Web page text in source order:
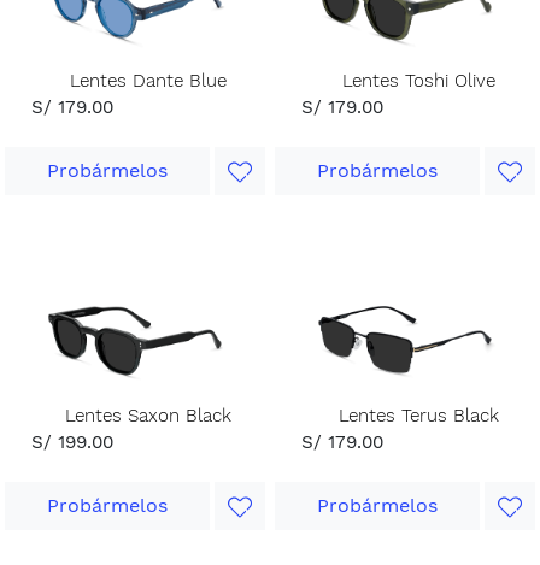
Lentes Dante Blue
S/ 179.00
Probármelos
Lentes Toshi Olive
S/ 179.00
Probármelos
Lentes Saxon Black
S/ 199.00
Probármelos
Lentes Terus Black
S/ 179.00
Probármelos